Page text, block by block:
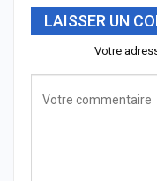
LAISSER UN
Votre